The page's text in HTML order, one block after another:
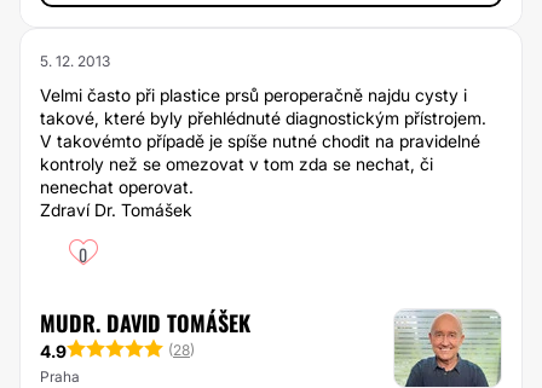
5. 12. 2013
Velmi často při plastice prsů peroperačně najdu cysty i
takové, které byly přehlédnuté diagnostickým přístrojem.
V takovémto případě je spíše nutné chodit na pravidelné
kontroly než se omezovat v tom zda se nechat, či
nenechat operovat.
Zdraví Dr. Tomášek
0
MUDR. DAVID TOMÁŠEK
4.9 (28)
Praha